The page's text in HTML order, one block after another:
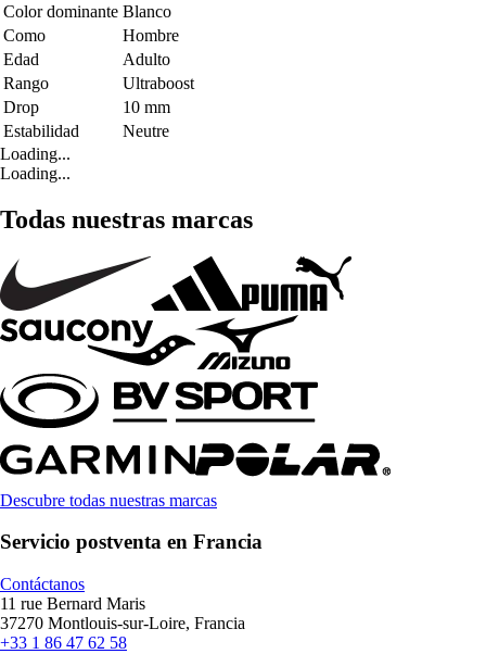
Color dominante Blanco
Como
Hombre
Edad
Adulto
Rango
Ultraboost
Drop
10 mm
Estabilidad
Neutre
Loading...
Loading...
Todas nuestras marcas
Descubre todas nuestras marcas
Servicio postventa en Francia
Contáctanos
11 rue Bernard Maris
37270 Montlouis-sur-Loire, Francia
+33 1 86 47 62 58